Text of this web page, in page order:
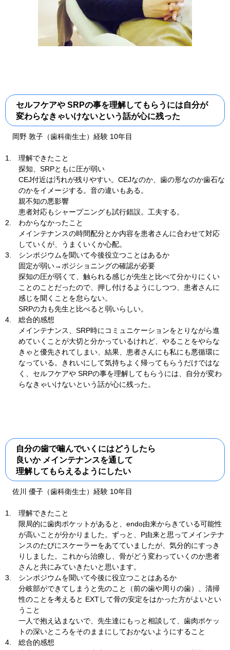
セルフケアや SRPの事を理解してもらうには自分が
変わらなきゃいけないという話が心に残った
岡野 敦子（歯科衛生士）経験 10年目
1. 理解できたこと
探知、SRPともに圧が弱い
CEJ付近は汚れが残りやすい。CEJなのか、歯の形なのか歯石な
のかをイメージする。音の違いもある。
親不知の悪影響
患者対応もシャープニングも試行錯誤。工夫する。
2. わからなかったこと
メインテナンスの時間配分とか内容を患者さんに合わせて対応
していくが、うまくいくか心配。
3. シンポジウムを聞いて今後役立つことはあるか
固定が弱い→ポジショニングの確認が必要
探知の圧が弱くて、触られる感じが先生と比べて分かりにくい
ことのことだったので、押し付けるようにしつつ、患者さんに
感じを聞くことを怠らない。
SRPの力も先生と比べると弱いらしい。
4. 総合的感想
メインテナンス、SRP時にコミュニケーションをとりながら進
めていくことが大切と分かっているけれど、やることをやらな
きゃと優先されてしまい、結果、患者さんにも私にも悪循環に
なっている。きれいにして気持ちよく帰ってもらうだけではな
く、セルフケアや SRPの事を理解してもらうには、自分が変わ
らなきゃいけないという話が心に残った。
自分の歯で噛んでいくにはどうしたら
良いか メインテナンスを通して
理解してもらえるようにしたい
佐川 優子（歯科衛生士）経験 10年目
1. 理解できたこと
限局的に歯肉ポケットがあると、endo由来からきている可能性
が高いことが分かりました。ずっと、P由来と思ってメインテナ
ンスのたびにスケーラーをあてていましたが、気分的にすっき
りしました。これから治療し、骨がどう変わっていくのか患者
さんと共にみていきたいと思います。
3. シンポジウムを聞いて今後に役立つことはあるか
分岐部ができてしまうと先のこと（前の歯や周りの歯）、清掃
性のことを考えると EXTして骨の安定をはかった方がよいとい
うこと
一人で抱え込まないで、先生達にもっと相談して、歯肉ポケッ
トの深いところをそのままにしておかないようにすること
4. 総合的感想